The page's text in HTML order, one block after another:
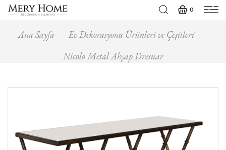
0
Ana Sayfa
Ev Dekorasyonu Ürünleri ve Çeşitleri
Nicolo Metal Ahşap Dresuar